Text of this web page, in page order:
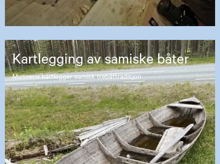
Kartlegging av samiske båter
Museene kartlegger samisk trebåttradisjon